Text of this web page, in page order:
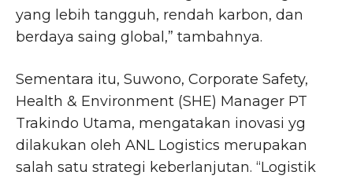
yang lebih tangguh, rendah karbon, dan
berdaya saing global,” tambahnya.
Sementara itu, Suwono, Corporate Safety,
Health & Environment (SHE) Manager PT
Trakindo Utama, mengatakan inovasi yg
dilakukan oleh ANL Logistics merupakan
salah satu strategi keberlanjutan. “Logistik